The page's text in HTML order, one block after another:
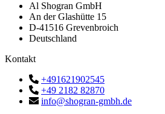
Al Shogran GmbH
An der Glashütte 15
D-41516 Grevenbroich
Deutschland
Kontakt
+491621902545
+49 2182 82870
info@shogran-gmbh.de